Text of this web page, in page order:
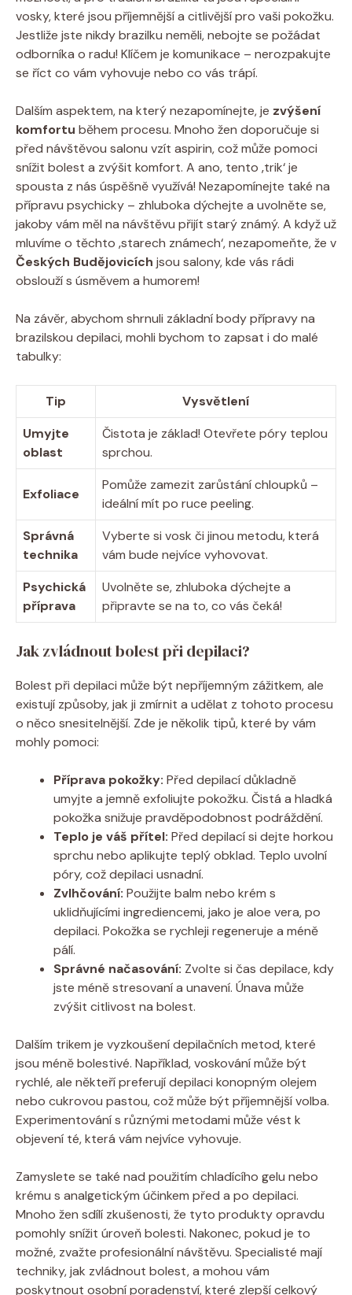
vosky, které jsou příjemnější a citlivější pro vaši pokožku.
Jestliže jste nikdy brazilku neměli, nebojte se požádat
odborníka o radu! Klíčem je komunikace – nerozpakujte
se říct co vám vyhovuje nebo co vás trápí.
Dalším aspektem, na který nezapomínejte, je zvýšení
komfortu během procesu. Mnoho žen doporučuje si
před návštěvou salonu vzít aspirin, což může pomoci
snížit bolest a zvýšit komfort. A ano, tento ‚trik‘ je
spousta z nás úspěšně využívá! Nezapomínejte také na
přípravu psychicky – zhluboka dýchejte a uvolněte se,
jakoby vám měl na návštěvu přijít starý známý. A když už
mluvíme o těchto ‚starech známech‘, nezapomeňte, že v
Českých Budějovicích jsou salony, kde vás rádi
obslouží s úsměvem a humorem!
Na závěr, abychom shrnuli základní body přípravy na
brazilskou depilaci, mohli bychom to zapsat i do malé
tabulky:
Tip
Vysvětlení
Umyjte
oblast
Čistota je základ! Otevřete póry teplou
sprchou.
Exfoliace
Pomůže zamezit zarůstání chloupků –
ideální mít po ruce peeling.
Správná
technika
Vyberte si vosk či jinou metodu, která
vám bude nejvíce vyhovovat.
Psychická
příprava
Uvolněte se, zhluboka dýchejte a
připravte se na to, co vás čeká!
Jak zvládnout bolest při depilaci?
Bolest při depilaci může být nepříjemným zážitkem, ale
existují způsoby, jak ji zmírnit a udělat z tohoto procesu
o něco snesitelnější. Zde je několik tipů, které by vám
mohly pomoci:
Příprava pokožky: Před depilací důkladně
umyjte a jemně exfoliujte pokožku. Čistá a hladká
pokožka snižuje pravděpodobnost podráždění.
Teplo je váš přítel: Před depilací si dejte horkou
sprchu nebo aplikujte teplý obklad. Teplo uvolní
póry, což depilaci usnadní.
Zvlhčování: Použijte balm nebo krém s
uklidňujícími ingrediencemi, jako je aloe vera, po
depilaci. Pokožka se rychleji regeneruje a méně
pálí.
Správné načasování: Zvolte si čas depilace, kdy
jste méně stresovaní a unavení. Únava může
zvýšit citlivost na bolest.
Dalším trikem je vyzkoušení depilačních metod, které
jsou méně bolestivé. Například, voskování může být
rychlé, ale někteří preferují depilaci konopným olejem
nebo cukrovou pastou, což může být příjemnější volba.
Experimentování s různými metodami může vést k
objevení té, která vám nejvíce vyhovuje.
Zamyslete se také nad použitím chladícího gelu nebo
krému s analgetickým účinkem před a po depilaci.
Mnoho žen sdílí zkušenosti, že tyto produkty opravdu
pomohly snížit úroveň bolesti. Nakonec, pokud je to
možné, zvažte profesionální návštěvu. Specialisté mají
techniky, jak zvládnout bolest, a mohou vám
poskytnout osobní poradenství, které zlepší celkový